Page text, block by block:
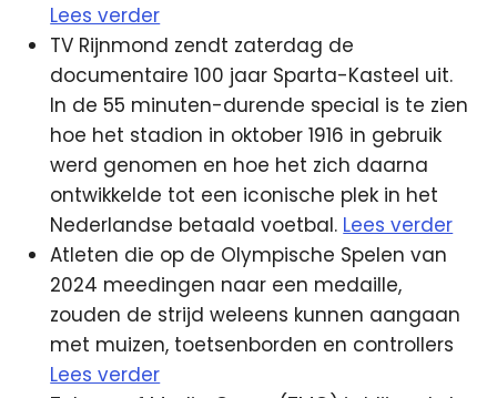
Lees verder
TV Rijnmond zendt zaterdag de
documentaire 100 jaar Sparta-Kasteel uit.
In de 55 minuten-durende special is te zien
hoe het stadion in oktober 1916 in gebruik
werd genomen en hoe het zich daarna
ontwikkelde tot een iconische plek in het
Nederlandse betaald voetbal. Lees verder
Atleten die op de Olympische Spelen van
2024 meedingen naar een medaille,
zouden de strijd weleens kunnen aangaan
met muizen, toetsenborden en controllers
Lees verder